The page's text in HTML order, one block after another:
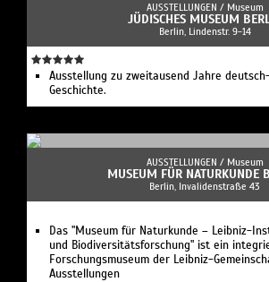
AUSSTELLUNGEN / Museum
JÜDISCHES MUSEUM
Berlin, Lindenstr. 9-14
Ausstellung zu zweitausend Jahre
Geschichte.
AUSSTELLUNGEN / Museum
MUSEUM FÜR NATURKUNDE
Berlin, Invalidenstraße 43
Das "Museum für Naturkunde – Leibniz-
und Biodiversitätsforschung" ist ein
Forschungsmuseum der Leibniz-
Ausstellungen